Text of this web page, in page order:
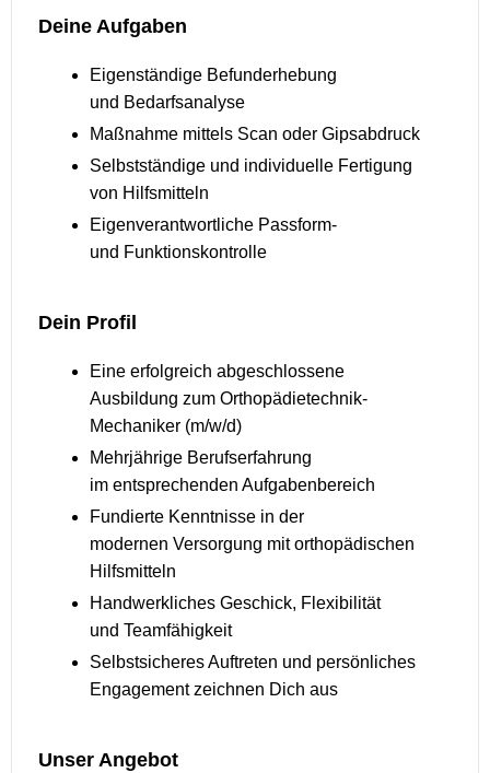
Deine Aufgaben
Eigenständige Befunderhebung
und Bedarfsanalyse
Maßnahme mittels Scan oder Gipsabdruck
Selbstständige und individuelle Fertigung
von Hilfsmitteln
Eigenverantwortliche Passform-
und Funktionskontrolle
Dein Profil
Eine erfolgreich abgeschlossene
Ausbildung zum Orthopädietechnik-
Mechaniker (m/w/d)
Mehrjährige Berufserfahrung
im entsprechenden Aufgabenbereich
Fundierte Kenntnisse in der
modernen Versorgung mit orthopädischen
Hilfsmitteln
Handwerkliches Geschick, Flexibilität
und Teamfähigkeit
Selbstsicheres Auftreten und persönliches
Engagement zeichnen Dich aus
Unser Angebot